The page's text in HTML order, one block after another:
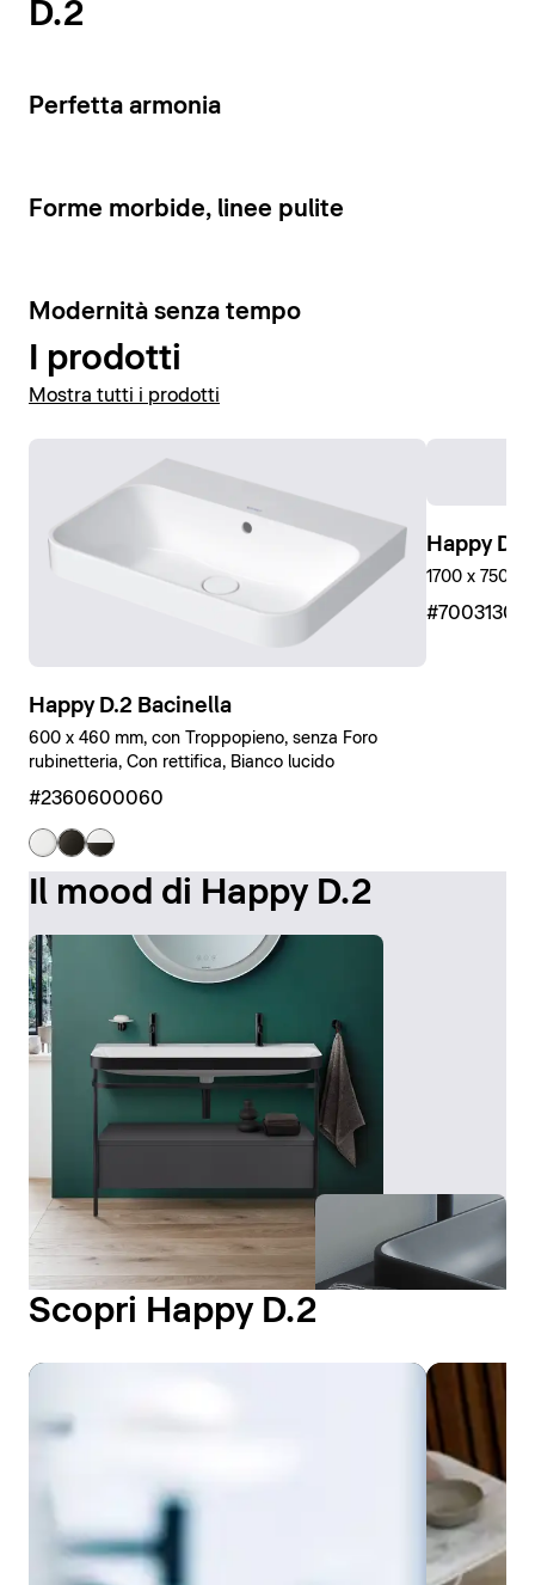
D.2
Perfetta armonia
Forme morbide, linee pulite
Modernità senza tempo
I prodotti
Mostra tutti i prodotti
Happy D.2 Bacinella
600 x 460 mm, con Troppopieno, senza Foro
rubinetteria, Con rettifica, Bianco lucido
#2360600060
Happy
1700 x 750
Il mood di Happy D.2
Scopri Happy D.2